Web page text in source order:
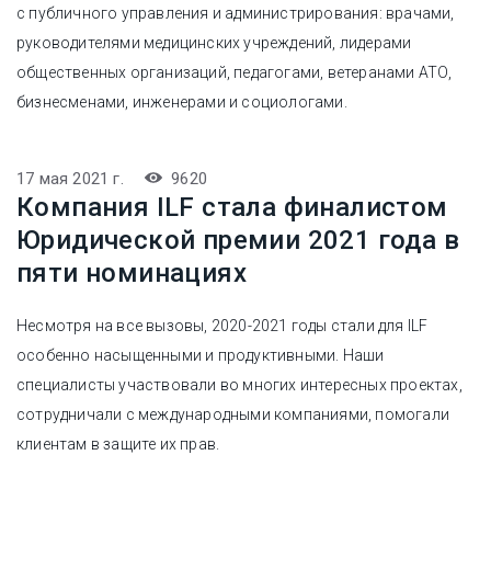
с публичного управления и администрирования: врачами,
руководителями медицинских учреждений, лидерами
общественных организаций, педагогами, ветеранами АТО,
бизнесменами, инженерами и социологами.
17 мая 2021 г. 9620
Компания ILF стала финалистом
Юридической премии 2021 года в
пяти номинациях
Несмотря на все вызовы, 2020-2021 годы стали для ILF
особенно насыщенными и продуктивными. Наши
специалисты участвовали во многих интересных проектах,
сотрудничали с международными компаниями, помогали
клиентам в защите их прав.